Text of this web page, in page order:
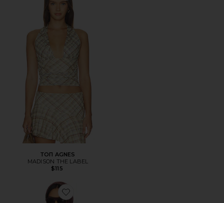
ТОП AGNES
MADISON THE LABEL
$115
Favorite ТОП SHION